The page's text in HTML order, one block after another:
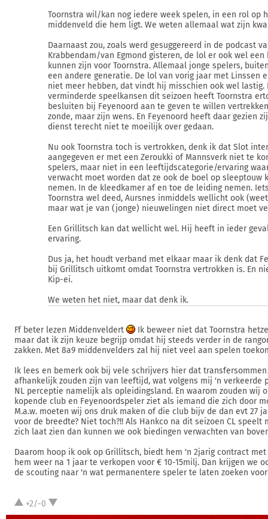
Toornstra wil/kan nog iedere week spelen, in een rol op
middenveld die hem ligt. We weten allemaal wat zijn
Daarnaast zou, zoals werd gesuggereerd in de podcast
Krabbendam/van Egmond gisteren, de lol er ook wel
kunnen zijn voor Toornstra. Allemaal jonge spelers,
een andere generatie. De lol van vorig jaar met Linssen
niet meer hebben, dat vindt hij misschien ook wel lastig.
verminderde speelkansen dit seizoen heeft Toornstra
besluiten bij Feyenoord aan te geven te willen
zonde, maar zijn wens. En Feyenoord heeft daar gezien
dienst terecht niet te moeilijk over gedaan.
Nu ook Toornstra toch is vertrokken, denk ik dat Slot
aangegeven er met een Zeroukki of Mannsverk niet te
spelers, maar niet in een leeftijdscategorie/ervaring
verwacht moet worden dat ze ook de boel op sleeptouw
nemen. In de kleedkamer af en toe de leiding nemen.
Toornstra wel deed, Aursnes inmiddels wellicht ook
maar wat je van (jonge) nieuwelingen niet direct moet
Een Grillitsch kan dat wellicht wel. Hij heeft in ieder
ervaring.
Dus ja, het houdt verband met elkaar maar ik denk dat
bij Grillitsch uitkomt omdat Toornstra vertrokken is. En
Kip-ei.
We weten het niet, maar dat denk ik.
Ff beter lezen Middenveldert
Ik beweer niet dat Toornstra
maar dat ik zijn keuze begrijp omdat hij steeds verder in de
zakken. Met 8a9 middenvelders zal hij niet veel aan spelen
Ik lees en bemerk ook bij vele schrijvers hier dat
afhankelijk zouden zijn van leeftijd, wat volgens mij 'n verkeerde
NL perceptie namelijk als opleidingsland. En waarom zouden wij
kopende club en Feyenoordspeler ziet als iemand die zich door
M.a.w. moeten wij ons druk maken of die club bijv de dan evt 27
voor de breedte? Niet toch?!! Als Hankco na dit seizoen CL speelt
zich laat zien dan kunnen we ook biedingen verwachten van
Daarom hoop ik ook op Grillitsch, biedt hem 'n 2jarig contract
hem weer na 1 jaar te verkopen voor € 10-15milj. Dan krijgen we
de scouting naar 'n wat permanentere speler te laten zoeken
+2/-0